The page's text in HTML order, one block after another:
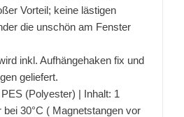
Vorteil; keine lästigen
die unschön am Fenster
inkl. Aufhängehaken fix und
geliefert.
(Polyester) | Inhalt: 1
30°C ( Magnetstangen vor